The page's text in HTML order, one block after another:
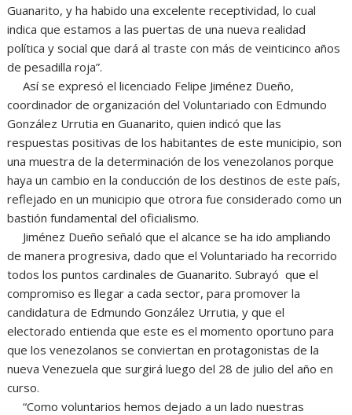
Guanarito, y ha habido una excelente receptividad, lo cual
indica que estamos a las puertas de una nueva realidad
política y social que dará al traste con más de veinticinco años
de pesadilla roja”.
Así se expresó el licenciado Felipe Jiménez Dueño,
coordinador de organización del Voluntariado con Edmundo
González Urrutia en Guanarito, quien indicó que las
respuestas positivas de los habitantes de este municipio, son
una muestra de la determinación de los venezolanos porque
haya un cambio en la conducción de los destinos de este país,
reflejado en un municipio que otrora fue considerado como un
bastión fundamental del oficialismo.
Jiménez Dueño señaló que el alcance se ha ido ampliando
de manera progresiva, dado que el Voluntariado ha recorrido
todos los puntos cardinales de Guanarito. Subrayó que el
compromiso es llegar a cada sector, para promover la
candidatura de Edmundo González Urrutia, y que el
electorado entienda que este es el momento oportuno para
que los venezolanos se conviertan en protagonistas de la
nueva Venezuela que surgirá luego del 28 de julio del año en
curso.
“Como voluntarios hemos dejado a un lado nuestras